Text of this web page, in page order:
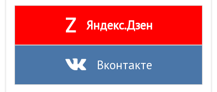
Z Яндекс.Дзен
Вконтакте